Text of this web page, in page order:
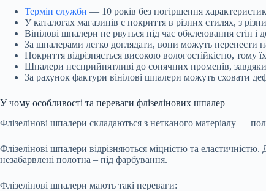
Термін служби — 10 років без погіршення
У каталогах магазинів є покриття в різних стилях, з
Вінілові шпалери не рвуться під час обклеювання стін і
За шпалерами легко доглядати, вони можуть перенести
Покриття відрізняється високою вологостійкістю,
Шпалери несприйнятливі до сонячних променів, завдяки
За рахунок фактури вінілові шпалери можуть сховати
У чому особливості та переваги флізелінових шпалер
Флізелінові шпалери складаються з нетканого матеріалу —
Флізелінові шпалери відрізняються міцністю та
незабарвлені полотна – під фарбування.
Флізелінові шпалери мають такі переваги: